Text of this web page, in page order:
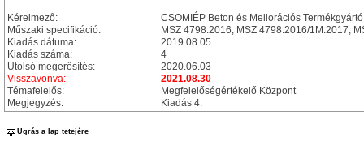
Kérelmező:
CSOMIÉP Beton és Meliorációs Termékgyártó
Műszaki specifikáció:
MSZ 4798:2016; MSZ 4798:2016/1M:2017;
Kiadás dátuma:
2019.08.05
Kiadás száma:
4
Utolsó megerősítés:
2020.06.03
Visszavonva:
2021.08.30
Témafelelős:
Megfelelőségértékelő Központ
Megjegyzés:
Kiadás 4.
Ugrás a lap tetejére